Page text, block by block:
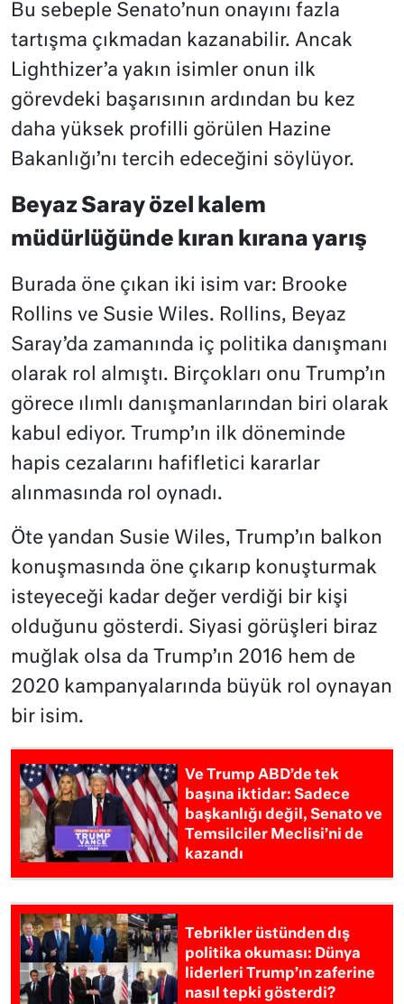
Bu sebeple Senato’nun onayını fazla
tartışma çıkmadan kazanabilir. Ancak
Lighthizer’a yakın isimler onun ilk
görevdeki başarısının ardından bu kez
daha yüksek profilli görülen Hazine
Bakanlığı’nı tercih edeceğini söylüyor.
Beyaz Saray özel kalem
müdürlüğünde kıran kırana yarış
Burada öne çıkan iki isim var: Brooke
Rollins ve Susie Wiles. Rollins, Beyaz
Saray’da zamanında iç politika danışmanı
olarak rol almıştı. Birçokları onu Trump’ın
görece ılımlı danışmanlarından biri olarak
kabul ediyor. Trump’ın ilk döneminde
hapis cezalarını hafifletici kararlar
alınmasında rol oynadı.
Öte yandan Susie Wiles, Trump’ın balkon
konuşmasında öne çıkarıp konuşturmak
isteyeceği kadar değer verdiği bir kişi
olduğunu gösterdi. Siyasi görüşleri biraz
muğlak olsa da Trump’ın 2016 hem de
2020 kampanyalarında büyük rol oynayan
bir isim.
Ve Trump ABD’de tek
başına iktidar: Sadece
başkanlığı değil, Senato ve
Temsilciler Meclisi’ni de
kazandı
Tebrikler üstünden dış
politika okuması: Dünya
liderleri Trump’ın zaferine
nasıl tepki gösterdi?